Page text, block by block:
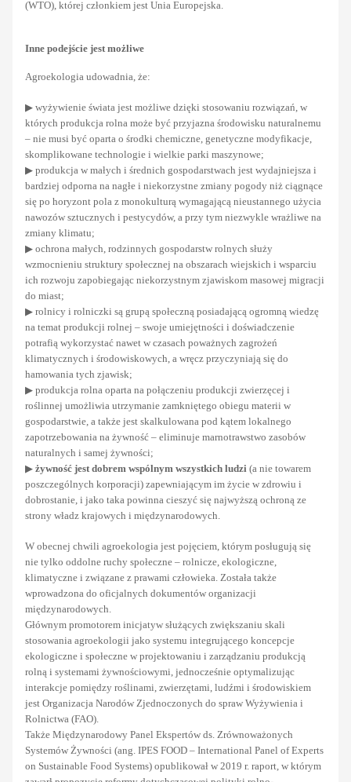
(WTO), której członkiem jest Unia Europejska.
Inne podejście jest możliwe
Agroekologia udowadnia, że:
▶ wyżywienie świata jest możliwe dzięki stosowaniu rozwiązań, w
których produkcja rolna może być przyjazna środowisku naturalnemu
– nie musi być oparta o środki chemiczne, genetyczne modyfikacje,
skomplikowane technologie i wielkie parki maszynowe;
▶ produkcja w małych i średnich gospodarstwach jest wydajniejsza i
bardziej odporna na nagłe i niekorzystne zmiany pogody niż ciągnące
się po horyzont pola z monokulturą wymagającą nieustannego użycia
nawozów sztucznych i pestycydów, a przy tym niezwykle wrażliwe na
zmiany klimatu;
▶ ochrona małych, rodzinnych gospodarstw rolnych służy
wzmocnieniu struktury społecznej na obszarach wiejskich i wsparciu
ich rozwoju zapobiegając niekorzystnym zjawiskom masowej migracji
do miast;
▶ rolnicy i rolniczki są grupą społeczną posiadającą ogromną wiedzę
na temat produkcji rolnej – swoje umiejętności i doświadczenie
potrafią wykorzystać nawet w czasach poważnych zagrożeń
klimatycznych i środowiskowych, a wręcz przyczyniają się do
hamowania tych zjawisk;
▶ produkcja rolna oparta na połączeniu produkcji zwierzęcej i
roślinnej umożliwia utrzymanie zamkniętego obiegu materii w
gospodarstwie, a także jest skalkulowana pod kątem lokalnego
zapotrzebowania na żywność – eliminuje marnotrawstwo zasobów
naturalnych i samej żywności;
▶ żywność jest dobrem wspólnym wszystkich ludzi (a nie towarem
poszczególnych korporacji) zapewniającym im życie w zdrowiu i
dobrostanie, i jako taka powinna cieszyć się najwyższą ochroną ze
strony władz krajowych i międzynarodowych.
W obecnej chwili agroekologia jest pojęciem, którym posługują się
nie tylko oddolne ruchy społeczne – rolnicze, ekologiczne,
klimatyczne i związane z prawami człowieka. Została także
wprowadzona do oficjalnych dokumentów organizacji
międzynarodowych.
Głównym promotorem inicjatyw służących zwiększaniu skali
stosowania agroekologii jako systemu integrującego koncepcje
ekologiczne i społeczne w projektowaniu i zarządzaniu produkcją
rolną i systemami żywnościowymi, jednocześnie optymalizując
interakcje pomiędzy roślinami, zwierzętami, ludźmi i środowiskiem
jest Organizacja Narodów Zjednoczonych do spraw Wyżywienia i
Rolnictwa (FAO).
Także Międzynarodowy Panel Ekspertów ds. Zrównoważonych
Systemów Żywności (ang. IPES FOOD – International Panel of Experts
on Sustainable Food Systems) opublikował w 2019 r. raport, w którym